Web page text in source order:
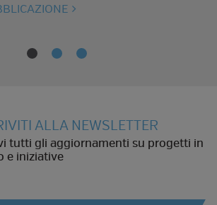
ALLA NEWSLETTER
tutti gli aggiornamenti su progetti in
e iniziative